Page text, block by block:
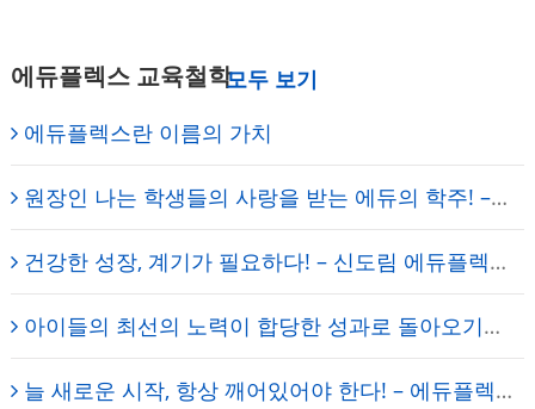
에듀플렉스 교육철학
에듀플렉스란 이름의 가치
원장인 나는 학생들의 사랑을 받는 에듀의 학주! – 에듀플렉스 신도림 학원
건강한 성장, 계기가 필요하다! – 신도림 에듀플렉스 원장의 일기
아이들의 최선의 노력이 합당한 성과로 돌아오기를… – 에듀플렉스 신도림 학원 채석 대표원장
늘 새로운 시작, 항상 깨어있어야 한다! – 에듀플렉스 신도림 학원